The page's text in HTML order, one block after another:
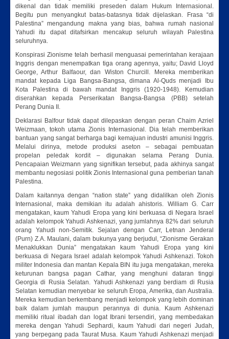
dikenal dan tidak memiliki preseden dalam Hukum Internasional.
Begitu pun menyangkut batas-batasnya tidak dijelaskan. Frasa “di
Palestina” mengandung makna yang bias, bahwa rumah nasional
Yahudi itu dapat ditafsirkan mencakup seluruh wilayah Palestina
seluruhnya.
Konspirasi Zionisme telah berhasil menguasai pemerintahan kerajaan
Inggris dengan menempatkan tiga orang agennya, yaitu; David Lloyd
George, Arthur Balfaour, dan Wiston Churcill. Mereka memberikan
mandat kepada Liga Bangsa-Bangsa, dimana Al-Quds menjadi Ibu
Kota Palestina di bawah mandat Inggris (1920-1948). Kemudian
diserahkan kepada Perserikatan Bangsa-Bangsa (PBB) setelah
Perang Dunia II.
Deklarasi Balfour tidak dapat dilepaskan dengan peran Chaim Azriel
Weizmaan, tokoh utama Zionis Internasional. Dia telah memberikan
bantuan yang sangat berharga bagi kemajuan industri amunisi Inggris.
Melalui dirinya, metode produksi aseton – sebagai pembuatan
propelan peledak kordit – digunakan selama Perang Dunia.
Pencapaian Weizmann yang signifikan tersebut, pada akhinya sangat
membantu negosiasi politik Zionis Internasional guna pemberian tanah
Palestina.
Dalam kaitannya dengan “nation state” yang didalilkan oleh Zionis
Internasional, maka demikian itu adalah ahistoris. William G. Carr
mengatakan, kaum Yahudi Eropa yang kini berkuasa di Negara Israel
adalah kelompok Yahudi Ashkenazi, yang jumlahnya 82% dari seluruh
orang Yahudi non-Semitik. Sejalan dengan Carr, Letnan Jenderal
(Purn) Z.A. Maulani, dalam bukunya yang berjudul, “Zionisme Gerakan
Menaklukkan Dunia” mengatakan kaum Yahudi Eropa yang kini
berkuasa di Negara Israel adalah kelompok Yahudi Ashkenazi. Tokoh
militer Indonesia dan mantan Kepala BIN itu juga mengatakan, mereka
keturunan bangsa pagan Cathar, yang menghuni dataran tinggi
Georgia di Rusia Selatan. Yahudi Ashkenazi yang berdiam di Rusia
Selatan kemudian menyebar ke seluruh Eropa, Amerika, dan Australia.
Mereka kemudian berkembang menjadi kelompok yang lebih dominan
baik dalam jumlah maupun perannya di dunia. Kaum Ashkenazi
memiliki ritual ibadah dan logat Ibrani tersendiri, yang membedakan
mereka dengan Yahudi Sephardi, kaum Yahudi dari negeri Judah,
yang berpegang pada Taurat Musa. Kaum Yahudi Ashkenazi menjadi